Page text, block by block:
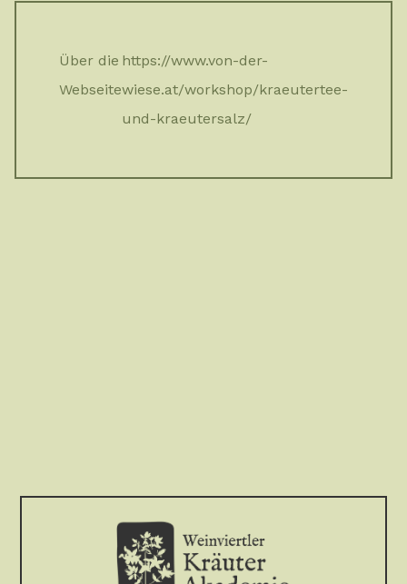
Über die
Webseite
https://www.von-der-
wiese.at/workshop/kraeutertee-
und-kraeutersalz/